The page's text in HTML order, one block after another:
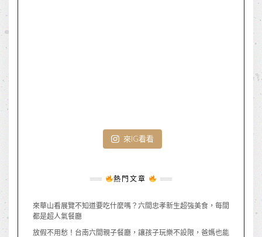
來IG看看
熱門文章
來華山看展覽不知道要吃什麼嗎？六間忠孝新生超強美食，每間
都是超人氣餐廳
放假不用愁！台南六間親子餐廳，讓孩子玩樂不設限，爸媽也能